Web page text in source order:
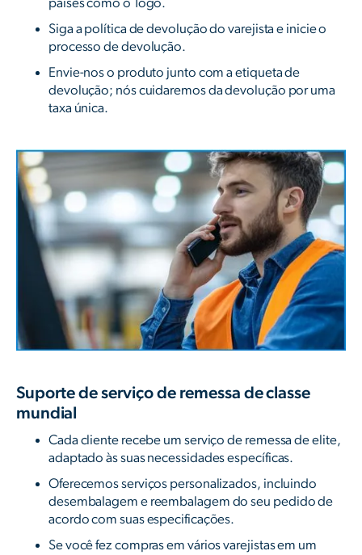
Siga a política de devolução do varejista e inicie o
processo de devolução.
Envie-nos o produto junto com a etiqueta de
devolução; nós cuidaremos da devolução por uma
taxa única.
Suporte de serviço de remessa de classe
mundial
Cada cliente recebe um serviço de remessa de elite,
adaptado às suas necessidades específicas.
Oferecemos serviços personalizados, incluindo
desembalagem e reembalagem do seu pedido de
acordo com suas especificações.
Se você fez compras em vários varejistas em um